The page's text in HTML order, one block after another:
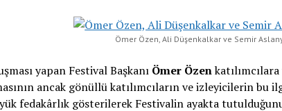
Ömer Özen, Ali Düşenkalkar ve Semir
yapan Festival Başkanı Ömer Özen
ancak gönüllü katılımcıların ve izleyicilerin bu
fedakârlık gösterilerek Festivalin ayakta